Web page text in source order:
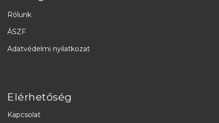
Rólunk
ÁSZF
Adatvédelmi nyilatkozat
Elérhetőség
Kapcsolat